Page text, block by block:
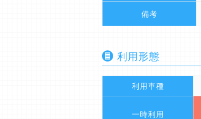
備考
利用形態
利用車種
一時利用